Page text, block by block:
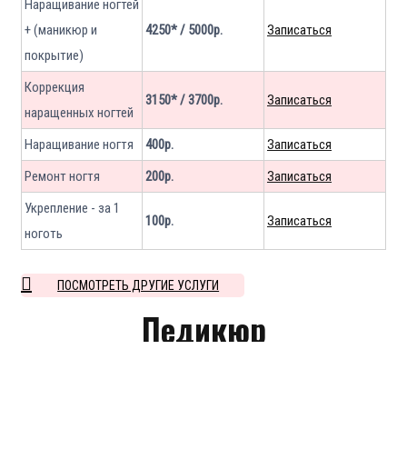
Наращивание ногтей
+ (маникюр и
покрытие)
4250* / 5000р. Записаться
Коррекция
наращенных ногтей
3150* / 3700р. Записаться
Наращивание ногтя 400р.
Записаться
Ремонт ногтя
200р.
Записаться
Укрепление - за 1
ноготь
100р. Записаться
ПОСМОТРЕТЬ ДРУГИЕ УСЛУГИ
Педикюр